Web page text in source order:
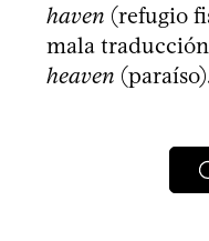
haven (refugio
mala
heaven